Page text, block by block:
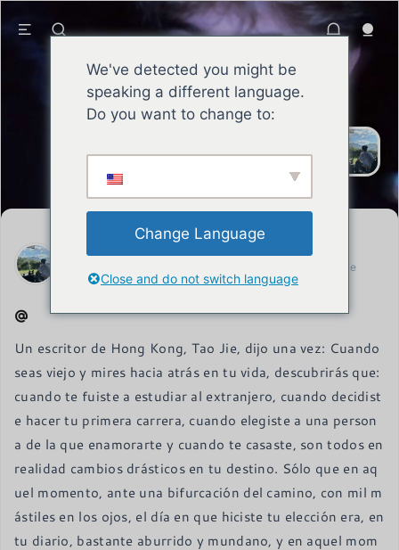
El hombre de principios se esfuerza
buena reputación y mantener una
actitud firme y optimista.
Carta de fecha 14 de febrero de 2024 del Representante
Permanente de
Un escritor de Hong Kong, Tao Jie, dijo una vez: Cuando
seas viejo y mires hacia atrás en tu vida, descubrirás que:
cuando te fuiste a estudiar al extranjero, cuando decidist
e hacer tu primera carrera, cuando elegiste a una person
a de la que enamorarte y cuando te casaste, son todos en
realidad cambios drásticos en tu destino. Sólo que en aq
uel momento, ante una bifurcación del camino, con mil m
ástiles en los ojos, el día en que hiciste tu elección era, en
tu diario, bastante aburrido y mundano, y en aquel mom
We've detected you might be
speaking a different language.
Do you want to change to:
Change Language
Close and do not switch language